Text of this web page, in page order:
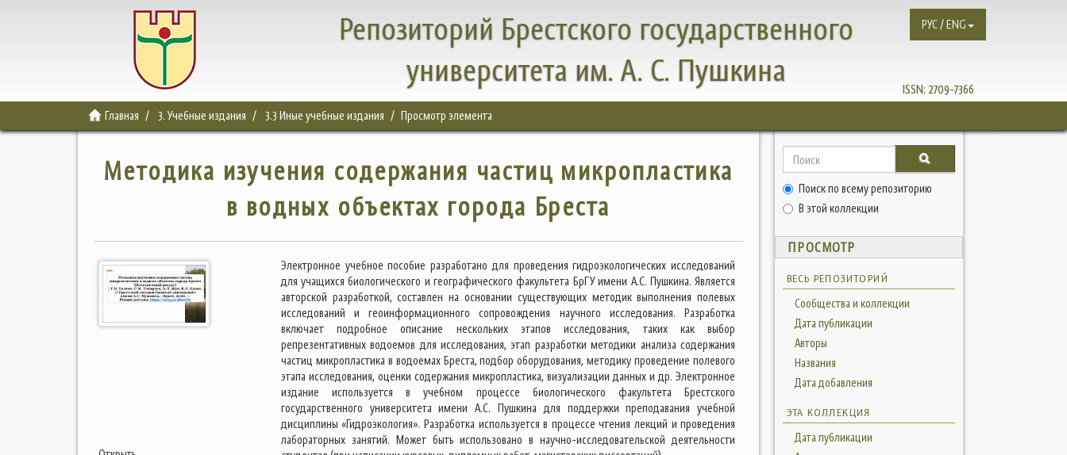
Репозиторий Брестского государственного
университета им. А. С. Пушкина
ISSN: 2709-7366
РУС / ENG
Главная 3. Учебные издания 3.3 Иные учебные издания Просмотр элемента
Методика изучения содержания частиц микропластика
в водных объектах города Бреста
Электронное учебное пособие разработано для проведения гидроэкологических исследований
для учащихся биологического и географического факультета БрГУ имени А.С. Пушкина. Является
авторской разработкой, составлен на основании существующих методик выполнения полевых
исследований и геоинформационного сопровождения научного исследования. Разработка
включает подробное описание нескольких этапов исследования, таких как выбор
репрезентативных водоемов для исследования, этап разработки методики анализа содержания
частиц микропластика в водоемах Бреста, подбор оборудования, методику проведение полевого
этапа исследования, оценки содержания микропластика, визуализации данных и др. Электронное
издание используется в учебном процессе биологического факультета Брестского
государственного университета имени А.С. Пушкина для поддержки преподавания учебной
дисциплины «Гидроэкология». Разработка используется в процессе чтения лекций и проведения
лабораторных занятий. Может быть использовано в научно-исследовательской деятельности
Поиск по всему репозиторию
В этой коллекции
ПРОСМОТР
ВЕСЬ РЕПОЗИТОРИЙ
Сообщества и коллекции
Дата публикации
Авторы
Названия
Дата добавления
ЭТА КОЛЛЕКЦИЯ
Дата публикации